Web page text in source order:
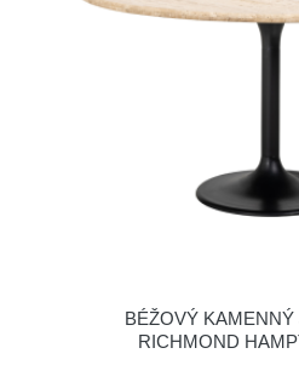
BÉŽOVÝ
RICHMOND